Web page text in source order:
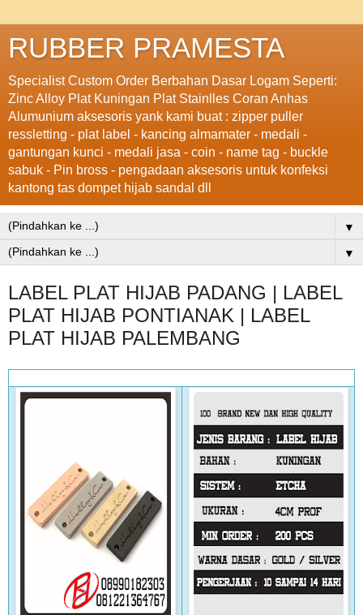
RUBBER PRAMESTA
Specialist Custom Order Berbahan Dasar Logam Seperti:
Zinc Alloy Plat Kuningan Plat Stainlles Coran Anhas
Alumunium aksesoris yank kami buat : zipper puller
ressletting - plat label - kancing almamater - medali -
gantungan kunci - medali jasa - coin - name tag - buckle
sabuk - Pin bross - pengadaan aksesoris untuk konfeksi
kantong tas dompet hijab sandal dll
▼
▼
LABEL PLAT HIJAB PADANG | LABEL
PLAT HIJAB PONTIANAK | LABEL
PLAT HIJAB PALEMBANG